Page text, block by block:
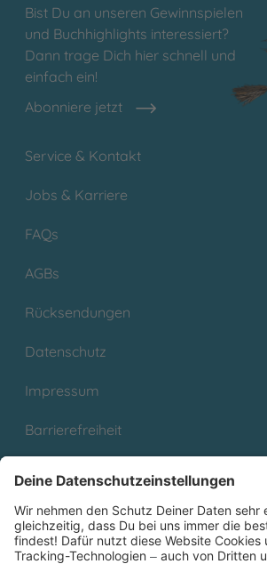
Bist Du an unseren Gewinnspielen
und Buchhighlights interessiert?
Dann trage Dich hier schnell und
einfach ein!
Abonniere jetzt
Service & Kontakt
Jobs & Karriere
FAQs
AGBs
Rücksendungen
Datenschutz
Impressum
Barrierefreiheit
Partnerprogramm (Affiliate)